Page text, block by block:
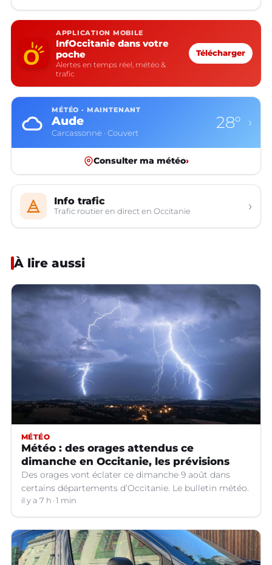
APPLICATION MOBILE
InfOccitanie dans votre
poche
Alertes en temps réel, météo &
trafic
Télécharger
MÉTÉO · MAINTENANT
Aude
Carcassonne · Couvert
28° ›
Consulter ma météo›
Info trafic
Trafic routier en direct en Occitanie ›
À lire aussi
MÉTÉO
Météo : des orages attendus ce
dimanche en Occitanie, les prévisions
Des orages vont éclater ce dimanche 9 août dans
certains départements d’Occitanie. Le bulletin météo.
il y a 7 h 1 min